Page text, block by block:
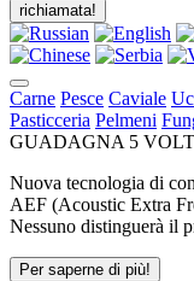
richiamata!
Carne Pesce Caviale
Pasticceria Pelmeni
GUADAGNA 5
Nuova tecnologia di
AEF (Acoustic Extra
Nessuno distinguerà il
Per saperne di più!